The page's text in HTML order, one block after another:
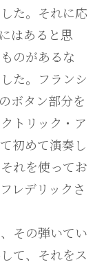
た。それに応
はあると思
のがあるな
た。フランシ
ボタン部分を
トリック・ア
初めて演奏し
れを使ってお
レデリックさ
その弾いてい
て、それをス